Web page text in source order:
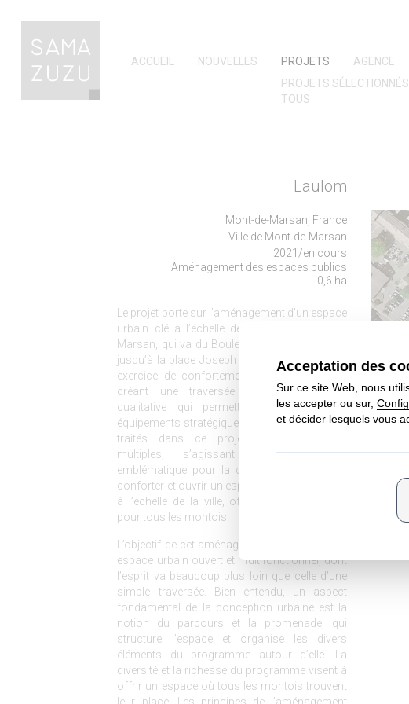
ACCUEIL NOUVELLES
PROJETS
PROJETS SÉLECTIONNÉS
TOUS
AGENCE
Laulom
Mont-de-Marsan, France
Ville de Mont-de-Marsan
2021/en cours
Aménagement des espaces publics
0,6 ha
Le projet porte sur l’aménagement d’un espace
urbain clé à l’échelle de la ville de Mont-de-
Marsan, qui va du Boulevard de la République
jusqu’à la place Joseph Pancaut. Il s’agit d’un
exercice de confortement de trame urbaine,
créant une traversée urbaine verte très
qualitative qui permettra de relier divers
équipements stratégiques de la ville. Les enjeux
traités dans ce projet d’envergure sont
multiples, s’agissant d’une opération
emblématique pour la commune, qui vise à
conforter et ouvrir un espace majeur et central
à l’échelle de la ville, offrant un parc ouvert
pour tous les montois.
L’objectif de cet aménagement est de créer un
espace urbain ouvert et multifonctionnel, dont
l’esprit va beaucoup plus loin que celle d’une
simple traversée. Bien entendu, un aspect
fondamental de la conception urbaine est la
notion du parcours et la promenade, qui
structure l’espace et organise les divers
éléments du programme autour d’elle. La
diversité et la richesse du programme visent à
offrir un espace où tous les montois trouvent